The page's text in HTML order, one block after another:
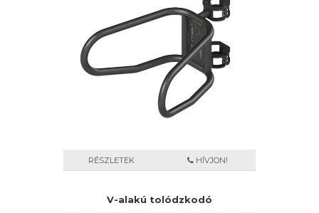
RÉSZLETEK HÍVJON!
V-alakú tolódzkodó